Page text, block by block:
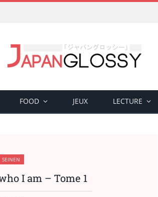
FOOD JEUX LECTURE
SEINEN
I am – Tome 1